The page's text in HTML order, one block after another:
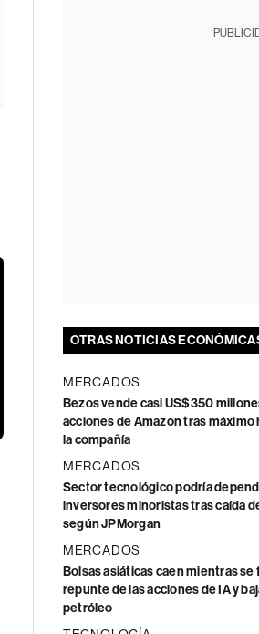
OTRAS NOTICIAS
MERCADOS
Bezos vende casi US$350
acciones de Amazon tras
la compañía
MERCADOS
Sector tecnológico podría
inversores minoristas tras caída
según JPMorgan
MERCADOS
Bolsas asiáticas caen mientras se
repunte de las acciones de IA y
petróleo